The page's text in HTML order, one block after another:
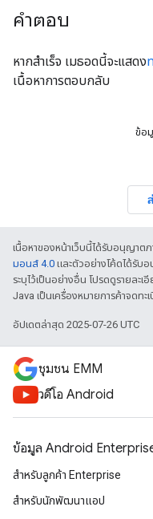
คำตอบ
หากสำเร็จ เมธอดนี้จะแสดง
เนื้อหาการตอบกลับ
ข้อ
เนื้อหาของหน้าเว็บนี้ได้รับอนุญาตภ
มอนส์ 4.0 และตัวอย่างโค้ดได้รับ
ระบุไว้เป็นอย่างอื่น โปรดดูรายละเ
Java เป็นเครื่องหมายการค้าจดท
อัปเดตล่าสุด 2025-07-26 UTC
ชุมชน EMM
วิดีโอ Android
ข้อมูล Android
สำหรับลูกค้า Enterprise
สำหรับนักพัฒนาแอป